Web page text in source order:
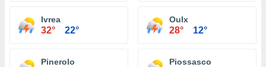
Ivrea
32° 22°
Oulx
28° 12°
Pinerolo Piossasco